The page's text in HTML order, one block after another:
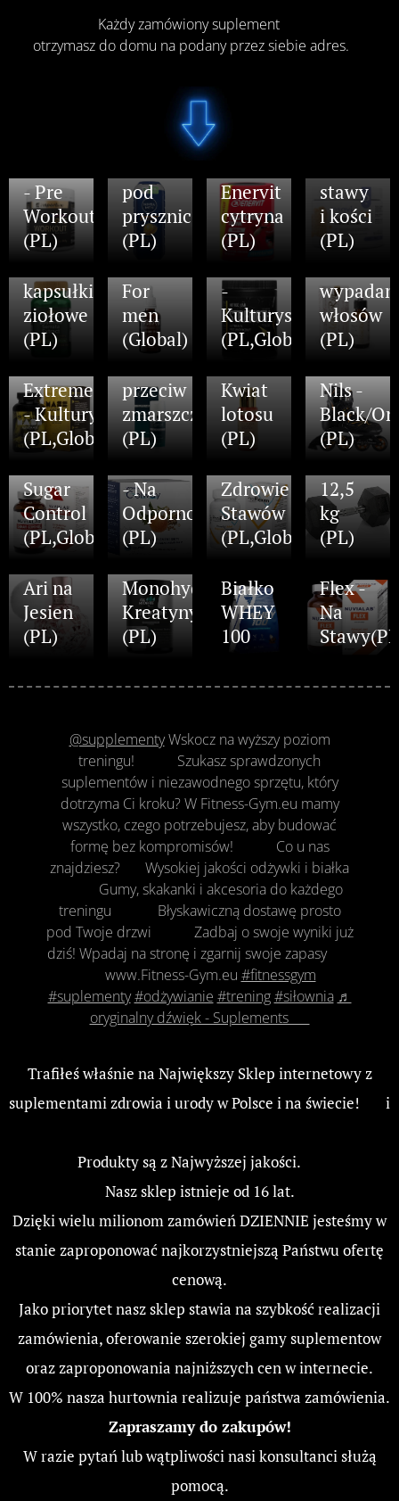
Każdy zamówiony suplement 💊
otrzymasz do domu na podany przez siebie adres.🏠
- Pre
Workout
(PL)
Shower
pod
prysznic
(PL)
izotoniczny
Enervit
cytryna
(PL)
Joint
stawy
i kości
(PL)
Boswellia
Serrata
Extract
kapsułki
ziołowe
(PL)
Beard
For
men
(Global)
Nutrigo
Lab
-
Kulturystyka
(PL,Global)
MonRin
-
włosów
(PL)
Extreme
- Kulturystyka
(PL,Global)
Energetyzujący
przeciw
zmarszczkowy
(PL)
do
twarzy
i ciała
Kwiat
lotosu
(PL)
Nils -
Black/
(PL)
Sugar
Control
(PL,Global)
Witamina
C C-
- Na
Odporność
(PL)
ProFlexen
Zdrowie
Stawów
(PL,Global)
Hantla
12,5
kg
(PL)
Perfum
-
Ariana
Ari na
Jesien
(PL)
All
Hydrate
Monohydrat
Kreatyny
(PL)
Białko
WHEY
100
Flex -
Na
@supplementyWskocz na wyższy poziom
treningu! 🏋️‍♂️🔥 ​Szukasz sprawdzonych
suplementów i niezawodnego sprzętu, który
dotrzyma Ci kroku? W Fitness-Gym.eu mamy
wszystko, czego potrzebujesz, aby budować
formę bez kompromisów! 🎯💪 ​Co u nas
znajdziesz? ⚡️ Wysokiej jakości odżywki i białka
🥤 ⚡️ Gumy, skakanki i akcesoria do każdego
treningu 🧘‍♂️ ⚡️ Błyskawiczną dostawę prosto
pod Twoje drzwi 📦💨 ​Zadbaj o swoje wyniki już
dziś! Wpadaj na stronę i zgarnij swoje zapasy 👇 ​
🌐 www.Fitness-Gym.eu #fitnessgym
#suplementy #odżywianie #trening #siłownia ♬
oryginalny dźwięk - Suplements 💪
Trafiłeś właśnie na Największy Sklep internetowy z
suplementami zdrowia i urody w Polsce i na świecie! 🇵🇱 i
Produkty są z Najwyższej jakości. ❤️
Nasz sklep istnieje od 16 lat.
Dzięki wielu milionom zamówień DZIENNIE jesteśmy w
stanie zaproponować najkorzystniejszą Państwu ofertę
cenową.
Jako priorytet nasz sklep stawia na szybkość realizacji
zamówienia, oferowanie szerokiej gamy suplementow
oraz zaproponowania najniższych cen w internecie.
W 100% nasza hurtownia realizuje państwa zamówienia.
Zapraszamy do zakupów!
W razie pytań lub wątpliwości nasi konsultanci służą
pomocą.